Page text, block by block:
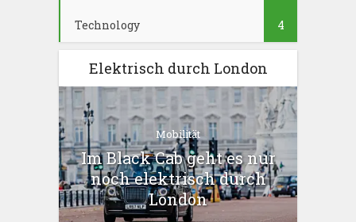
Technology 4
Elektrisch durch London
Mobilität
Im Black Cab geht es nur
noch elektrisch durch
London